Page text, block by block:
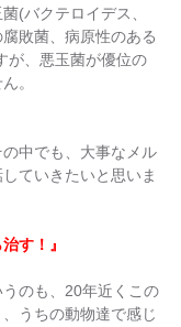
(バクテロイデス、
敗菌、病原性のある
が、悪玉菌が優位の
。
中でも、大事なメル
ていきたいと思いま
す！』
のも、20年近くこの
うちの動物達で感じ